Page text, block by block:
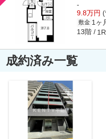
-
9.8万円
敷金 1ヶ
13階
成約済み一覧